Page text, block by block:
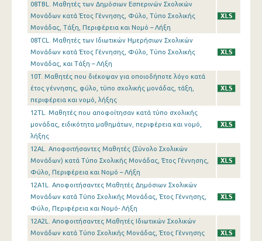
08TBL. Μαθητές των Δημόσιων Εσπερινών Σχολικών
Μονάδων κατά Έτος Γέννησης, Φύλο, Τύπο Σχολικής
Μονάδας, Τάξη, Περιφέρεια και Νομό – Λήξη
08TCL. Μαθητές των Ιδιωτικών Ημερήσιων Σχολικών
Μονάδων κατά Έτος Γέννησης, Φύλο, Τύπο Σχολικής
Μονάδας, και Τάξη – Λήξη
10T. Μαθητές που διέκοψαν για οποιοδήποτε λόγο κατά
έτος γέννησης, φύλο, τύπο σχολικής μονάδας, τάξη,
περιφέρεια και νομό, λήξης
12TL. Μαθητές που αποφοίτησαν κατά τύπο σχολικής
μονάδας, ειδικότητα μαθημάτων, περιφέρεια και νομό,
λήξης
12AL. Αποφοιτήσαντες Μαθητές (Σύνολο Σχολικών
Μονάδων) κατά Τύπο Σχολικής Μονάδας, Έτος Γέννησης,
Φύλο, Περιφέρεια και Νομό – Λήξη
12A1L. Αποφοιτήσαντες Μαθητές Δημόσιων Σχολικών
Μονάδων κατά Τύπο Σχολικής Μονάδας, Έτος Γέννησης,
Φύλο, Περιφέρεια και Νομό- Λήξη
12A2L. Αποφοιτήσαντες Μαθητές Ιδιωτικών Σχολικών
Μονάδων κατά Τύπο Σχολικής Μονάδας, Έτος Γέννησης